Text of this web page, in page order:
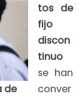
de
tos de
fijo
discon
tinuo
se han
conver